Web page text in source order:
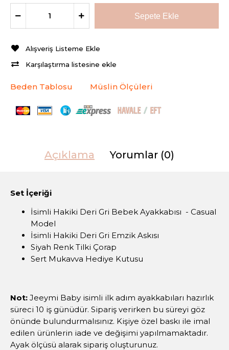
Alışveriş Listeme Ekle
Karşılaştırma listesine ekle
Beden Tablosu Müslin Ölçüleri
Açıklama Yorumlar (0)
Set İçeriği
İsimli Hakiki Deri Gri Bebek Ayakkabısı - Casual
Model
İsimli Hakiki Deri Gri Emzik Askısı
Siyah Renk Tilki Çorap
Sert Mukavva Hediye Kutusu
Not: Jeeymi Baby isimli ilk adım ayakkabıları hazırlık
süreci 10 iş günüdür. Sipariş verirken bu süreyi göz
önünde bulundurmalısınız. Kişiye özel baskı ile imal
edilen ürünlerin iade ve değişimi yapılmamaktadır.
Ayak ölçüsü alarak sipariş oluşturunuz.